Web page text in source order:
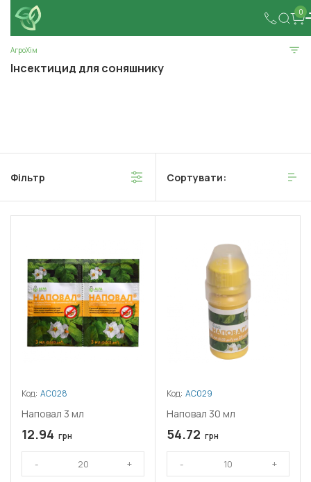
0
АгроХім
Інсектицид для соняшнику
Фільтр Сортувати:
Код: АС028
Наповал 3 мл
12.94 грн
Код: АС029
Наповал 30 мл
54.72 грн